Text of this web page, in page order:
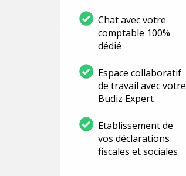
Chat avec votre
comptable 100%
dédié
Espace collaboratif
de travail avec votre
Budiz Expert
Etablissement de
vos déclarations
fiscales et sociales